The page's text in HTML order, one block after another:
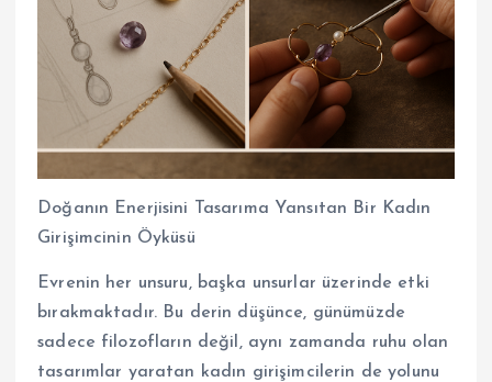
Doğanın Enerjisini Tasarıma Yansıtan Bir Kadın
Girişimcinin Öyküsü
Evrenin her unsuru, başka unsurlar üzerinde etki
bırakmaktadır. Bu derin düşünce, günümüzde
sadece filozofların değil, aynı zamanda ruhu olan
tasarımlar yaratan kadın girişimcilerin de yolunu